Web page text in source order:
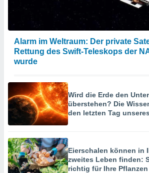
Alarm im Weltraum: Der private
Rettung des Swift-Teleskops der
wurde
Wird die Erde den
überstehen? Die
den letzten Tag
Eierschalen können in
zweites Leben finden:
richtig für Ihre